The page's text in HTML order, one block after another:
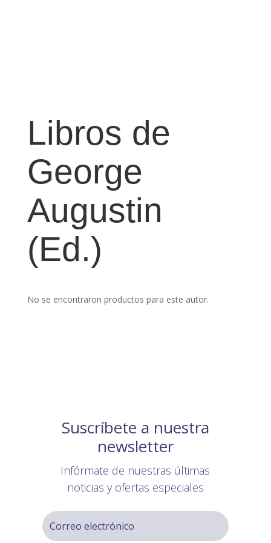
Libros de
George
Augustin
(Ed.)
No se encontraron productos para este autor.
Suscríbete a nuestra
newsletter
Infórmate de nuestras últimas
noticias y ofertas especiales